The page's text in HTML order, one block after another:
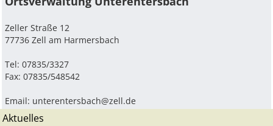
Zeller Straße 12
77736 Zell am Harmersbach
Tel: 07835/3327
Fax: 07835/548542
Email: unterentersbach@zell.de
Aktuelles